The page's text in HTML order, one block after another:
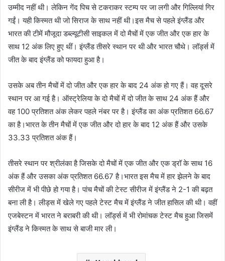
उम्मीद नहीं थी। लेकिन गेंद पिच से टकराकर स्टम्प पर जा लगी और गिल्लियां गिर
गईं। यही किस्मत थी जो सिराज के साथ नहीं थी।इस मैच से पहले इंग्लैंड और
भारत की टीमें मौजूदा डब्ल्यूटीसी साइकल में दो मैचों में एक जीत और एक हार के
साथ 12 अंक लिए हुए थीं। इंग्लैंड तीसरे स्थान पर थी और भारत चौथे। लॉर्ड्स में
जीत के बाद इंग्लैंड को फायदा हुआ है।
उसके अब तीन मैचों में दो जीत और एक हार के बाद 24 अंक हो गए हैं। वह दूसरे
स्थान पर आ गई है। ऑस्ट्रेलिया के दो मैचों में दो जीत के साथ 24 अंक हैं और
वह 100 प्रतिशत अंक लेकर पहले नंबर पर है। इंग्लैंड का अंक प्रतिशत 66.67
का है।भारत के तीन मैचों में एक जीत और दो हार के बाद 12 अंक हैं और उसके
33.33 प्रतिशत अंक हैं।
तीसरे स्थान पर श्रीलंका है जिसके दो मैचों में एक जीत और एक ड्रॉ के साथ 16
अंक हैं और उसका अंक प्रतिशत 66.67 है।भारत इस मैच में हार झेलने के बाद
सीरीज में भी पीछे हो गया है। पांच मैचों की टेस्ट सीरीज में इंग्लैंड ने 2-1 की बढ़त
बना ली है। लीड्स में खेले गए पहले टेस्ट मैच में इंग्लैंड ने जीत हासिल की थी। वहीं
एजबेस्टन में भारत ने बराबरी की थी। लॉर्ड्स में भी रोमांचक टेस्ट मैच हुआ जिसमें
इंग्लैंड ने किस्मत के साथ से बाजी मार ली।